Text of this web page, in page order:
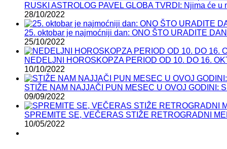
RUSKI ASTROLOG PAVEL GLOBA TVRDI: Njima će
28/10/2022
25. oktobar je najmoćniji dan: ONO ŠTO URADITE
25/10/2022
NEDELJNI HOROSKOPZA PERIOD OD 10. DO 16.
10/10/2022
STIŽE NAM NAJJAČI PUN MESEC U OVOJ GODINI:
09/09/2022
SPREMITE SE, VEČERAS STIŽE RETROGRADNI
10/05/2022